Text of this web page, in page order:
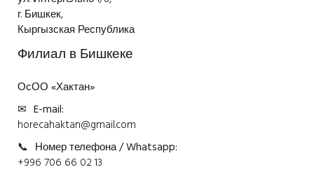
г. Бишкек,
Кыргызская Республика
Филиал в Бишкеке
ОсОО «Хактан»
✉ E-mail:
horecahaktan@gmail.com
📞 Номер телефона / Whatsapp:
+996 706 66 02 13